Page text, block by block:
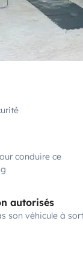
conduire ce
autorisés
son véhicule à